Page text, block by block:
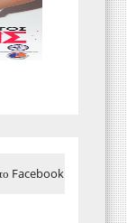
Facebook